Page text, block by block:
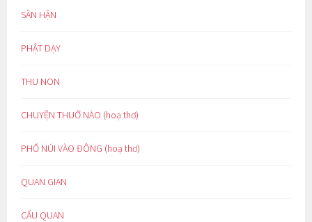
SÂN HẬN
PHẬT DẠY
THU NON
CHUYỆN THUỞ NÀO (hoạ thơ)
PHỐ NÚI VÀO ĐÔNG (hoạ thơ)
QUAN GIAN
CẨU QUAN